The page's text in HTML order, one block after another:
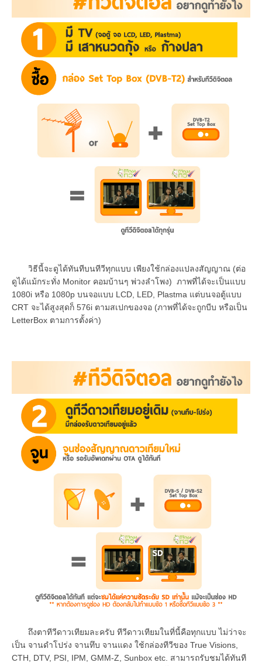
วิธีนี้จะดูได้ทันทีบนทีวีทุกแบบ เพียงใช้กล่องแปลงสัญญาณ (ต่อ
ดูได้แม้กระทั่ง Monitor คอมบ้านๆ พ่วงลำโพง) ภาพที่ได้จะเป็นแบบ
1080i หรือ 1080p บนจอแบบ LCD, LED, Plastma แต่บนจอตู้แบบ
CRT จะได้สูงสุดก็ 576i ตามสเปกของจอ (ภาพที่ได้จะถูกบีบ หรือเป็น
LetterBox ตามการตั้งค่า)
ถึงตาทีวีดาวเทียมละครับ ทีวีดาวเทียมในที่นี้คือทุกแบบ ไม่ว่าจะ
เป็น จานดำโปร่ง จานทึบ จานแดง ใช้กล่องทีวีของ True Visions,
CTH, DTV, PSI, IPM, GMM-Z, Sunbox etc. สามารถรับชมได้ทันที